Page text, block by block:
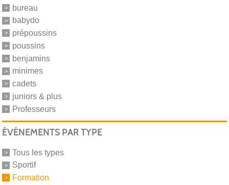
bureau
babydo
prépoussins
poussins
benjamins
minimes
cadets
juniors & plus
Professeurs
ÉVÉNEMENTS PAR TYPE
Tous les types
Sportif
Formation